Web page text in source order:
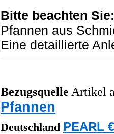
Bitte beachten Sie:
Pfannen aus
Eine detaillierte
Bezugsquelle Artikel
Pfannen
Deutschland PEARL